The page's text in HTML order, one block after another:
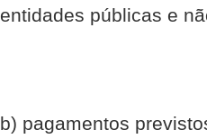
entidades públicas e
b) pagamentos